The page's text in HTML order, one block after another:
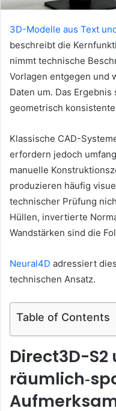
3D-Modelle aus Text
beschreibt die
nimmt technische
Vorlagen entgegen und
Daten um. Das
geometrisch
Klassische CAD-
erfordern jedoch
manuelle
produzieren häufig
technischer Prüfung
Hüllen, invertierte
Wandstärken sind die
Neural4D adressiert
technischen Ansatz.
Table of Contents
Direct3D-S2